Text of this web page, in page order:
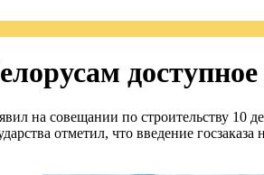
на совещании по строительству 10
отметил, что введение